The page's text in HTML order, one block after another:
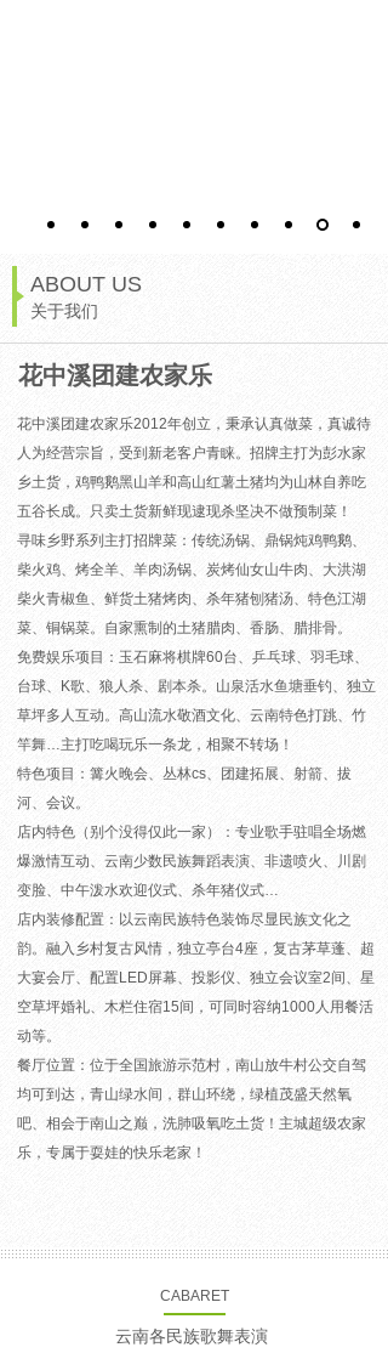
ABOUT US
关于我们
花中溪团建农家乐
花中溪团建农家乐2012年创立，秉承认真做菜，真诚待
人为经营宗旨，受到新老客户青睐。招牌主打为彭水家
乡土货，鸡鸭鹅黑山羊和高山红薯土猪均为山林自养吃
五谷长成。只卖土货新鲜现逮现杀坚决不做预制菜！
寻味乡野系列主打招牌菜： 传统汤锅、鼎锅炖鸡鸭鹅、
柴火鸡、烤全羊、羊肉汤锅、炭烤仙女山牛肉、大洪湖
柴火青椒鱼、鲜货土猪烤肉、杀年猪刨猪汤、特色江湖
菜、铜锅菜。自家熏制的土猪腊肉、香肠、腊排骨。
免费娱乐项目： 玉石麻将棋牌60台、乒乓球、羽毛球、
台球、K歌、狼人杀、剧本杀。山泉活水鱼塘垂钓、独立
草坪多人互动。高山流水敬酒文化、云南特色打跳、竹
竿舞…主打吃喝玩乐一条龙，相聚不转场！
特色项目：篝火晚会、丛林cs、团建拓展、射箭、拔
河、会议。
店内特色（别个没得仅此一家）：专业歌手驻唱全场燃
爆激情互动、云南少数民族舞蹈表演、非遗喷火、川剧
变脸、中午泼水欢迎仪式、杀年猪仪式…
店内装修配置：以云南民族特色装饰尽显民族文化之
韵。融入乡村复古风情，独立亭台4座，复古茅草蓬、超
大宴会厅、配置LED屏幕、投影仪、独立会议室2间、星
空草坪婚礼、木栏住宿15间，可同时容纳1000人用餐活
动等。
餐厅位置：位于全国旅游示范村，南山放牛村公交自驾
均可到达，青山绿水间，群山环绕，绿植茂盛天然氧
吧、相会于南山之巅，洗肺吸氧吃土货！主城超级农家
乐，专属于耍娃的快乐老家！
云南各民族歌舞表演
CABARET